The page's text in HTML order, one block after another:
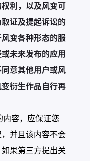
利，以及风变可
证及提起诉讼的
变各种形态的服
未来发布的应用
意其他用户或风
衍生作品自行再
容，应保证您
并且该内容不会
果第三方提出关